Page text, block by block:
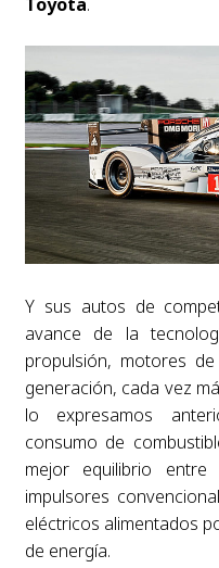
Y sus autos de
avance de la
propulsión, motores
generación, cada vez
lo expresamos
consumo de
mejor equilibrio
impulsores
eléctricos alimentados
de energía.